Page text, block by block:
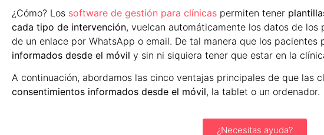
¿Cómo? Los software de gestión para clínicas permiten tener
cada tipo de intervención, vuelcan automáticamente los datos de
de un enlace por WhatsApp o email. De tal manera que los pacientes
informados desde el móvil y sin ni siquiera tener que estar en la
A continuación, abordamos las cinco ventajas principales de que las
consentimientos informados desde el móvil, la tablet o un ordenador.
¿Necesitas ayuda?